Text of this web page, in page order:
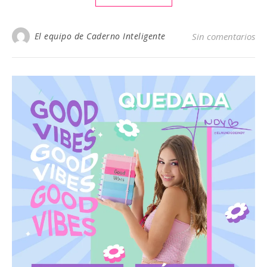
El equipo de Caderno Inteligente Sin comentarios